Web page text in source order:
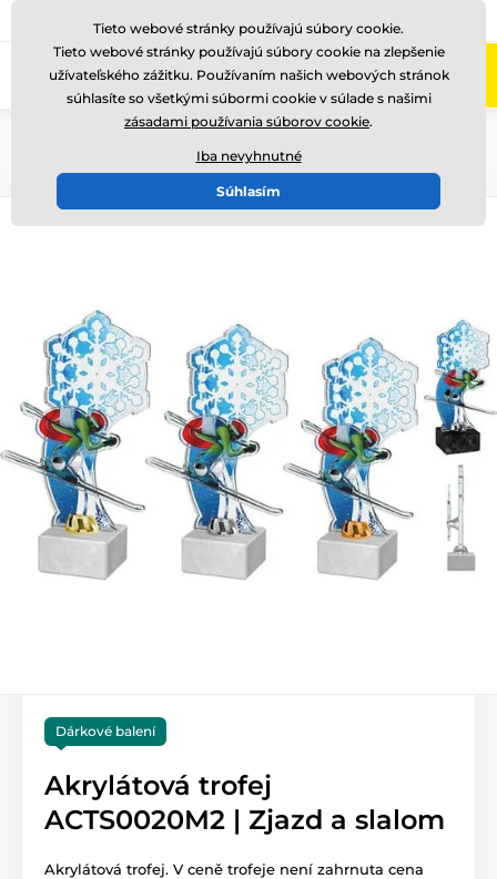
Zavolajte nám (Po-Pi 8-17) +421220255160
Dárkové balení
Akrylátová trofej
ACTS0020M2 | Zjazd a slalom
Akrylátová trofej. V ceně trofeje není zahrnuta cena
Tieto webové stránky používajú súbory cookie.
Tieto webové stránky používajú súbory cookie na zlepšenie
užívateľského zážitku. Používaním našich webových stránok
súhlasíte so všetkými súbormi cookie v súlade s našimi
zásadami používania súborov cookie.
Iba nevyhnutné
Súhlasím